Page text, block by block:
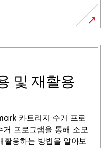
및 재활용
카트리지 수거 프로
프로그램을 통해 소모
활용하는 방법을 알아보